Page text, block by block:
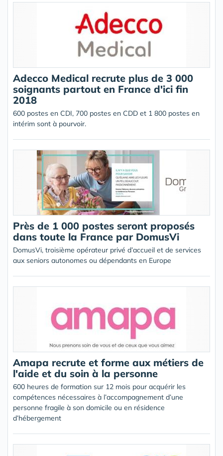
Adecco Medical recrute plus de 3 000
soignants partout en France d'ici fin
2018
600 postes en CDI, 700 postes en CDD et 1 800 postes en
intérim sont à pourvoir.
Près de 1 000 postes seront proposés
dans toute la France par DomusVi
DomusVi, troisième opérateur privé d’accueil et de services
aux seniors autonomes ou dépendants en Europe
Amapa recrute et forme aux métiers de
l'aide et du soin à la personne
600 heures de formation sur 12 mois pour acquérir les
compétences nécessaires à l’accompagnement d’une
personne fragile à son domicile ou en résidence
d’hébergement